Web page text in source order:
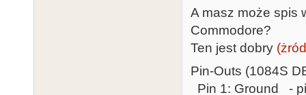
A masz może spis
Commodore?
Ten jest dobry
Pin-Outs (1084S
Pin 1: Ground -